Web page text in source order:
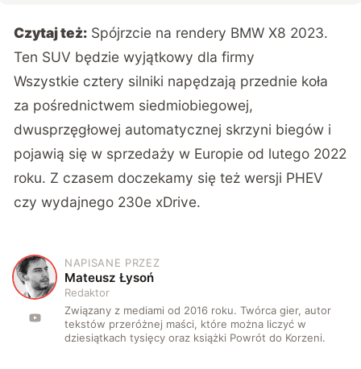
Czytaj też: Spójrzcie na rendery BMW X8 2023.
Ten SUV będzie wyjątkowy dla firmy
Wszystkie cztery silniki napędzają przednie koła
za pośrednictwem siedmiobiegowej,
dwusprzęgłowej automatycznej skrzyni biegów i
pojawią się w sprzedaży w Europie od lutego 2022
roku. Z czasem doczekamy się też wersji PHEV
czy wydajnego 230e xDrive.
M
NAPISANE PRZEZ
Mateusz Łysoń
Redaktor
Związany z mediami od 2016 roku. Twórca gier, autor
tekstów przeróżnej maści, które można liczyć w
dziesiątkach tysięcy oraz książki Powrót do Korzeni.